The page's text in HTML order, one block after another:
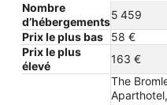
Nombre
d’hébergements
5 459
Prix le plus bas
58 €
Prix le plus
élevé
163 €
The